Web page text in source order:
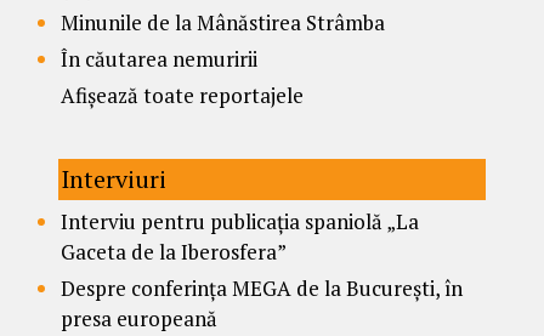
Minunile de la Mânăstirea Strâmba
În căutarea nemuririi
Afișează toate reportajele
Interviuri
Interviu pentru publicația spaniolă „La
Gaceta de la Iberosfera”
Despre conferința MEGA de la București, în
presa europeană